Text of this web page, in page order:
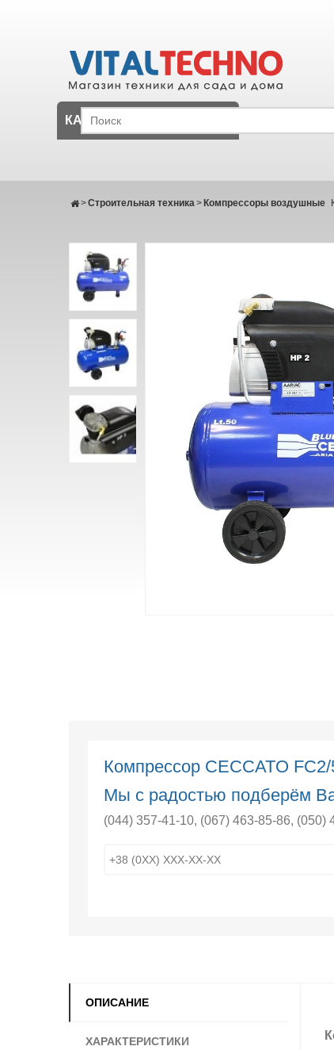
КАТАЛОГ
Строительная техника
> Компрессоры воздушные
>
Компрессор CECCATO
Мы с радостью подберём
(044) 357-41-10, (067) 463-85-86, (050)
ОПИСАНИЕ
ХАРАКТЕРИСТИКИ